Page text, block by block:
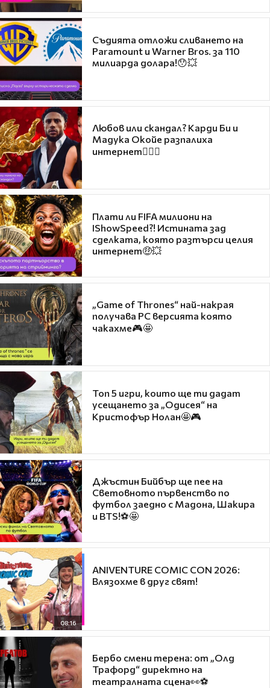
Съдията отложи сливането на
Paramount и Warner Bros. за 110
милиарда долара!😯💥
Любов или скандал? Карди Би и
Мадука Окойе разпалиха
интернет❤️‍🔥🔥
Плати ли FIFA милиони на
IShowSpeed?! Истината зад
сделката, която разтърси целия
интернет🤑💥
„Game of Thrones“ най-накрая
получава PC версията която
чакахме🎮🤩
Топ 5 игри, които ще ти дадат
усещането за „Одисея“ на
Кристофър Нолан🤩🎮
Джъстин Бийбър ще пее на
Световното първенство по
футбол заедно с Мадона, Шакира
и BTS!⚽🤩
08:16
ANIVENTURE COMIC CON 2026:
Влязохме в друг свят!
Бербо смени терена: от „Олд
Трафорд“ директно на
театралната сцена👀⚽